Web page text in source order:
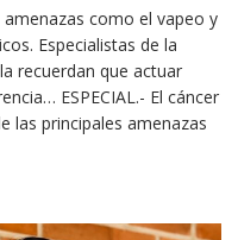
como el vapeo y
Especialistas de la
recuerdan que actuar
ESPECIAL.- El cáncer
las principales amenazas